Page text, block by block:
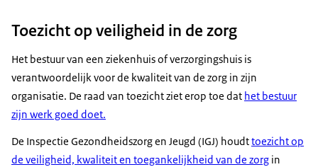
Toezicht op veiligheid in de zorg
Het bestuur van een ziekenhuis of verzorgingshuis is
verantwoordelijk voor de kwaliteit van de zorg in zijn
organisatie. De raad van toezicht ziet erop toe dat het bestuur
zijn werk goed doet.
De Inspectie Gezondheidszorg en Jeugd (IGJ) houdttoezicht op
de veiligheid, kwaliteit en toegankelijkheid van de zorg in